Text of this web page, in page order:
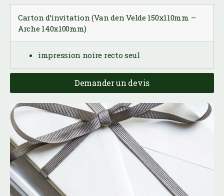
Demander un devis
anniversaire